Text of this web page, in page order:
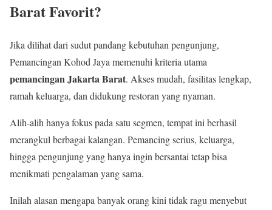
Barat Favorit?
Jika dilihat dari sudut pandang kebutuhan pengunjung,
Pemancingan Kohod Jaya memenuhi kriteria utama
pemancingan Jakarta Barat. Akses mudah, fasilitas lengkap,
ramah keluarga, dan didukung restoran yang nyaman.
Alih-alih hanya fokus pada satu segmen, tempat ini berhasil
merangkul berbagai kalangan. Pemancing serius, keluarga,
hingga pengunjung yang hanya ingin bersantai tetap bisa
menikmati pengalaman yang sama.
Inilah alasan mengapa banyak orang kini tidak ragu menyebut